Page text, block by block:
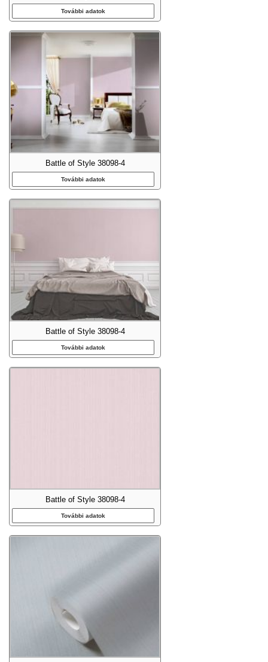
További adatok
Battle of Style 38098-4
További adatok
Battle of Style 38098-4
További adatok
Battle of Style 38098-4
További adatok